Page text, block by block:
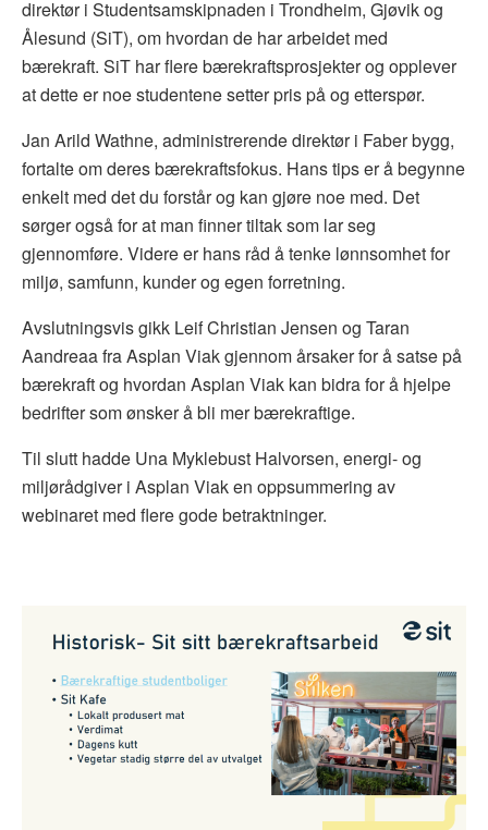
direktør i Studentsamskipnaden i Trondheim, Gjøvik og
Ålesund (SiT), om hvordan de har arbeidet med
bærekraft. SiT har flere bærekraftsprosjekter og opplever
at dette er noe studentene setter pris på og etterspør.
Jan Arild Wathne, administrerende direktør i Faber bygg,
fortalte om deres bærekraftsfokus. Hans tips er å begynne
enkelt med det du forstår og kan gjøre noe med. Det
sørger også for at man finner tiltak som lar seg
gjennomføre. Videre er hans råd å tenke lønnsomhet for
miljø, samfunn, kunder og egen forretning.
Avslutningsvis gikk Leif Christian Jensen og Taran
Aandreaa fra Asplan Viak gjennom årsaker for å satse på
bærekraft og hvordan Asplan Viak kan bidra for å hjelpe
bedrifter som ønsker å bli mer bærekraftige.
Til slutt hadde Una Myklebust Halvorsen, energi- og
miljørådgiver i Asplan Viak en oppsummering av
webinaret med flere gode betraktninger.